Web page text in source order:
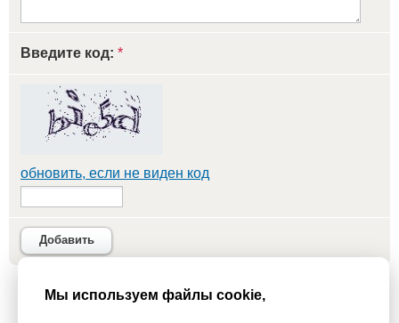
Введите код: *
обновить, если не виден код
Добавить
cookie-файлы
для функционирования сайта. Если
Мы используем файлы cookie,